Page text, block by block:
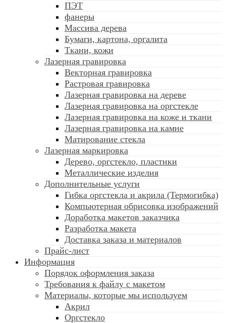
ПЭТ
фанеры
Массива дерева
Бумаги, картона, оргалита
Ткани, кожи
Лазерная гравировка
Векторная гравировка
Растровая гравировка
Лазерная гравировка на дереве
Лазерная гравировка на оргстекле
Лазерная гравировка на коже и ткани
Лазерная гравировка на камне
Матирование стекла
Лазерная маркировка
Дерево, оргстекло, пластики
Металлические изделия
Дополнительные услуги
Гибка оргстекла и акрила (Термогибка)
Компьютерная обрисовка изображений
Доработка макетов заказчика
Разработка макета
Доставка заказа и материалов
Прайс-лист
Информация
Порядок оформления заказа
Требования к файлу c макетом
Материалы, которые мы используем
Акрил
Оргстекло